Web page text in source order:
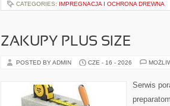
CATEGORIES: IMPREGNACJA I OCHRONA DREWNA
ZAKUPY PLUS SIZE
POSTED BY ADMIN CZE - 16 - 2026
Serwis